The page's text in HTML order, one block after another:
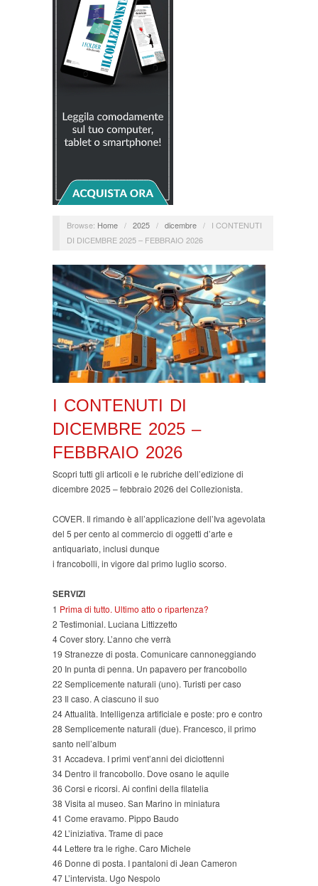
Browse: Home / 2025 / dicembre /
I CONTENUTI
DI DICEMBRE 2025 – FEBBRAIO 2026
I CONTENUTI DI
DICEMBRE 2025 –
FEBBRAIO 2026
Scopri tutti gli articoli e le rubriche dell’edizione di
dicembre 2025 – febbraio 2026 del Collezionista.
COVER. Il rimando è all’applicazione dell’Iva agevolata
del 5 per cento al commercio di oggetti d’arte e
antiquariato, inclusi dunque
i francobolli, in vigore dal primo luglio scorso.
SERVIZI
1 Prima di tutto. Ultimo atto o ripartenza?
2 Testimonial. Luciana Littizzetto
4 Cover story. L’anno che verrà
19 Stranezze di posta. Comunicare cannoneggiando
20 In punta di penna. Un papavero per francobollo
22 Semplicemente naturali (uno). Turisti per caso
23 Il caso. A ciascuno il suo
24 Attualità. Intelligenza artificiale e poste: pro e contro
28 Semplicemente naturali (due). Francesco, il primo
santo nell’album
31 Accadeva. I primi vent’anni dei diciottenni
34 Dentro il francobollo. Dove osano le aquile
36 Corsi e ricorsi. Ai confini della filatelia
38 Visita al museo. San Marino in miniatura
41 Come eravamo. Pippo Baudo
42 L’iniziativa. Trame di pace
44 Lettere tra le righe. Caro Michele
46 Donne di posta. I pantaloni di Jean Cameron
47 L’intervista. Ugo Nespolo